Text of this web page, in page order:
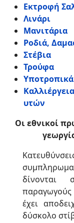
Εκτροφή
Λινάρι
Μανιτάρια
Ροδιά,
Στέβια
Τρούφα
υτών
Οι εθνικοί
παραγωγούς
έχει
δύσκολο